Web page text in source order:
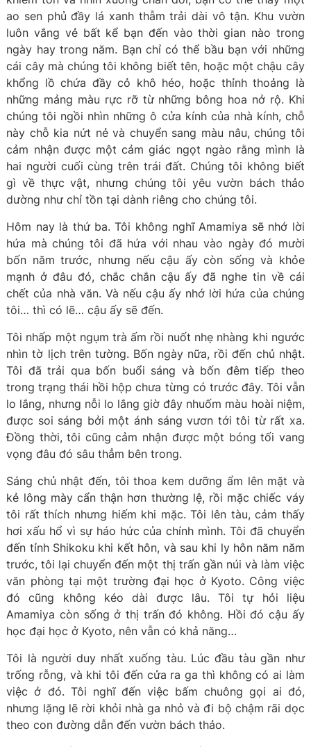
ao sen phủ đầy lá xanh thẫm trải dài vô tận. Khu vườn
luôn vắng vẻ bất kể bạn đến vào thời gian nào trong
ngày hay trong năm. Bạn chỉ có thể bầu bạn với những
cái cây mà chúng tôi không biết tên, hoặc một chậu cây
khổng lồ chứa đầy cỏ khô héo, hoặc thỉnh thoảng là
những mảng màu rực rỡ từ những bông hoa nở rộ. Khi
chúng tôi ngồi nhìn những ô cửa kính của nhà kính, chỗ
này chỗ kia nứt nẻ và chuyển sang màu nâu, chúng tôi
cảm nhận được một cảm giác ngọt ngào rằng mình là
hai người cuối cùng trên trái đất. Chúng tôi không biết
gì về thực vật, nhưng chúng tôi yêu vườn bách thảo
dường như chỉ tồn tại dành riêng cho chúng tôi.
Hôm nay là thứ ba. Tôi không nghĩ Amamiya sẽ nhớ lời
hứa mà chúng tôi đã hứa với nhau vào ngày đó mười
bốn năm trước, nhưng nếu cậu ấy còn sống và khỏe
mạnh ở đâu đó, chắc chắn cậu ấy đã nghe tin về cái
chết của nhà văn. Và nếu cậu ấy nhớ lời hứa của chúng
tôi… thì có lẽ… cậu ấy sẽ đến.
Tôi nhấp một ngụm trà ấm rồi nuốt nhẹ nhàng khi ngước
nhìn tờ lịch trên tường. Bốn ngày nữa, rồi đến chủ nhật.
Tôi đã trải qua bốn buổi sáng và bốn đêm tiếp theo
trong trạng thái hồi hộp chưa từng có trước đây. Tôi vẫn
lo lắng, nhưng nỗi lo lắng giờ đây nhuốm màu hoài niệm,
được soi sáng bởi một ánh sáng vươn tới tôi từ rất xa.
Đồng thời, tôi cũng cảm nhận được một bóng tối vang
vọng đâu đó sâu thẳm bên trong.
Sáng chủ nhật đến, tôi thoa kem dưỡng ẩm lên mặt và
kẻ lông mày cẩn thận hơn thường lệ, rồi mặc chiếc váy
tôi rất thích nhưng hiếm khi mặc. Tôi lên tàu, cảm thấy
hơi xấu hổ vì sự háo hức của chính mình. Tôi đã chuyển
đến tỉnh Shikoku khi kết hôn, và sau khi ly hôn năm năm
trước, tôi lại chuyển đến một thị trấn gần núi và làm việc
văn phòng tại một trường đại học ở Kyoto. Công việc
đó cũng không kéo dài được lâu. Tôi tự hỏi liệu
Amamiya còn sống ở thị trấn đó không. Hồi đó cậu ấy
học đại học ở Kyoto, nên vẫn có khả năng…
Tôi là người duy nhất xuống tàu. Lúc đầu tàu gần như
trống rỗng, và khi tôi đến cửa ra ga thì không có ai làm
việc ở đó. Tôi nghĩ đến việc bấm chuông gọi ai đó,
nhưng lặng lẽ rời khỏi nhà ga nhỏ và đi bộ chậm rãi dọc
theo con đường dẫn đến vườn bách thảo.